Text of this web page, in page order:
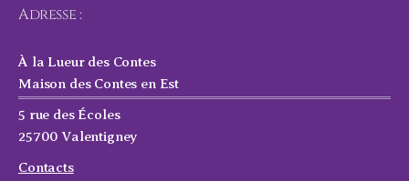
Adresse :
À la Lueur des Contes
Maison des Contes en Est
5 rue des Écoles
25700 Valentigney
Contacts